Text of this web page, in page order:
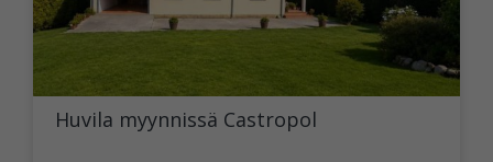
Huvila myynnissä Castropol